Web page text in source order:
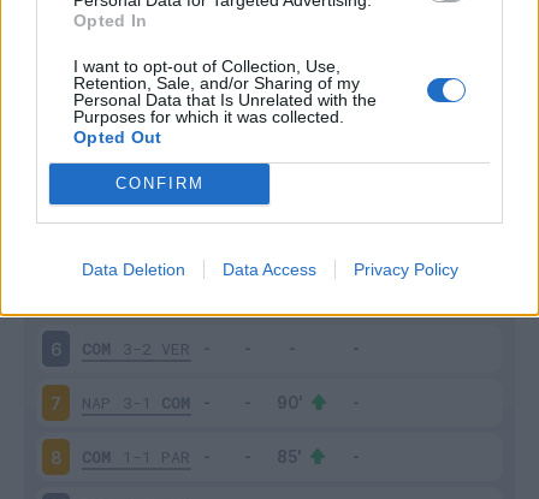
Opted In
I want to opt-out of Collection, Use,
Retention, Sale, and/or Sharing of my
Personal Data that Is Unrelated with the
Purposes for which it was collected.
Opted Out
CONFIRM
Data Deletion Data Access Privacy Policy
JUV 3-0 COM
CAG 1-1
1-0 COM
6 COM 3-2 VER
7 NAP 3-1 COM
8 COM 1-1 PAR